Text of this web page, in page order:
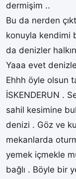
dermişim ..
Bu da nerden
konuyla kendimi
da denizler
Yaaa evet
Ehhh öyle olsun
İSKENDERUN .
sahil kesimine
denizi . Göz ve
mekanlarda
yemek içmekle
bağlı . Böyle bir